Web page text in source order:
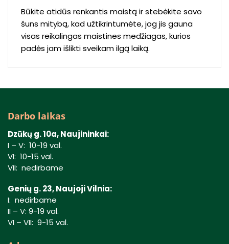
Būkite atidūs renkantis maistą ir stebėkite savo
šuns mitybą, kad užtikrintumėte, jog jis gauna
visas reikalingas maistines medžiagas, kurios
padės jam išlikti sveikam ilgą laiką.
Darbo laikas
Dzūkų g. 10a, Naujininkai:
I – V: 10-19 val.
VI: 10-15 val.
VII: nedirbame
Genių g. 23, Naujoji Vilnia:
I: nedirbame
II – V: 9-19 val.
VI – VII: 9-15 val.